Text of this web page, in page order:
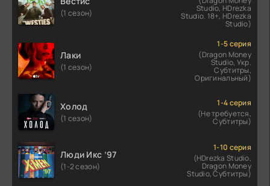
(1 сезон) Studio, HDrezka
Studio. 18+, HDrezka
Studio)
Лаки
(1 сезон)
1-5 серия
(Dragon Money
Studio, Укр.
Субтитры,
Оригинальный)
Холод
(1 сезон)
1-4 серия
(Не требуется,
Субтитры)
Люди Икс ’97
(1-2 сезон)
1-10 серия
(HDrezka Studio,
Dragon Money
Studio, Субтитры)